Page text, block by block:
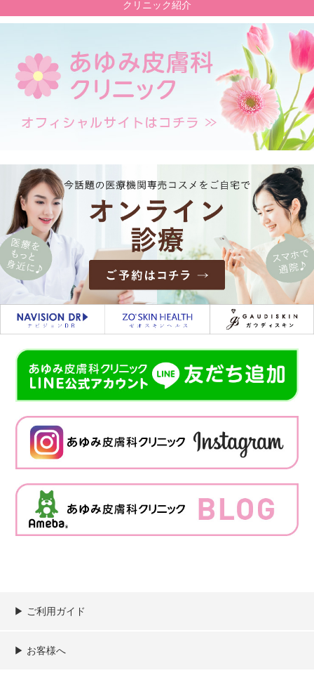
クリニック紹介
▶︎ ご利用ガイド
ご利用ガイド
決済／配送／送料について
取り扱い商品一覧
顧客情報の取扱について
特定商取引法の表記
▶︎ お客様へ